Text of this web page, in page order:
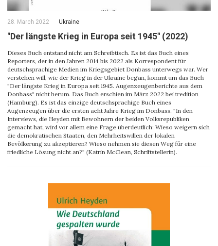
28. March 2022 Ukraine
"Der längste Krieg in Europa seit 1945" (2022)
Dieses Buch entstand nicht am Schreibtisch. Es ist das Buch eines
Reporters, der in den Jahren 2014 bis 2022 als Korrespondent für
deutschsprachige Medien im Kriegsgebiet Donbass unterwegs war. Wer
verstehen will, wie der Krieg in der Ukraine began, kommt um das Buch
"Der längste Krieg in Europa seit 1945. Augenzeugenberichte aus dem
Donbass" nicht herum. Das Buch erschien im März 2022 bei tredition
(Hamburg). Es ist das einzige deutschsprachige Buch eines
Augenzeugen über die ersten acht Jahre Krieg im Donbass. "In den
Interviews, die Heyden mit Bewohnern der beiden Volksrepubliken
gemacht hat, wird vor allem eine Frage überdeutlich: Wieso weigern sich
die demokratischen Staaten, den Mehrheitswillen der lokalen
Bevölkerung zu akzeptieren? Wieso nehmen sie diesen Weg für eine
friedliche Lösung nicht an?" (Katrin McClean, Schriftstellerin).